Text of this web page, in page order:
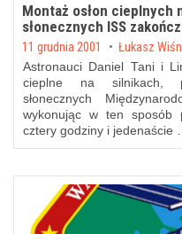
Montaż osłon cieplnych
słonecznych ISS
Posted on
11 grudnia 2001 byŁukasz
Astronauci Daniel Tani i
cieplne na silnikach,
słonecznych
wykonując w ten sposób
cztery godziny i jedenaście …